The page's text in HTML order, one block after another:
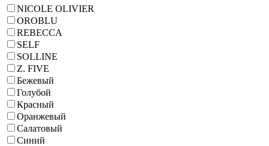
NICOLE OLIVIER
OROBLU
REBECCA
SELF
SOLLINE
Z. FIVE
Бежевый
Голубой
Красный
Оранжевый
Салатовый
Синий